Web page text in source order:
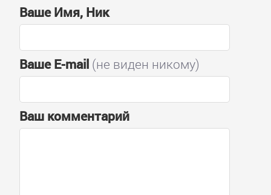
Ваше Имя, Ник
Ваше E-mail(не виден никому)
Ваш комментарий